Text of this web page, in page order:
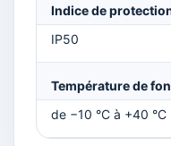
Indice de
IP50
Température de
de −10 °C à +40 °C